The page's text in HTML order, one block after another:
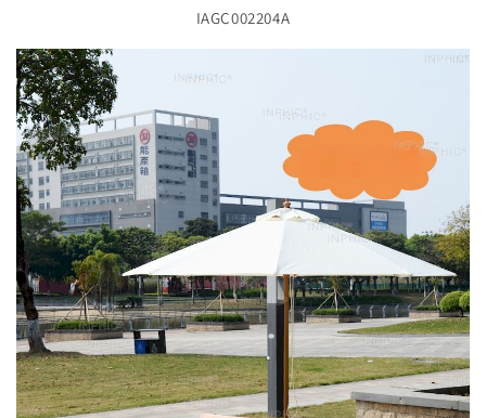
IAGC002204A